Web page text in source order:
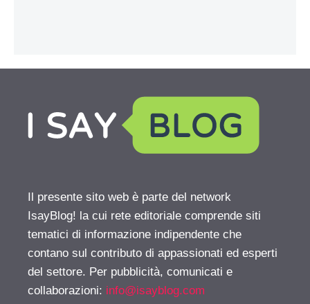
Il presente sito web è parte del network
IsayBlog! la cui rete editoriale comprende siti
tematici di informazione indipendente che
contano sul contributo di appassionati ed esperti
del settore. Per pubblicità, comunicati e
collaborazioni: info@isayblog.com